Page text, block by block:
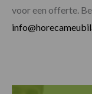
voor een offerte.